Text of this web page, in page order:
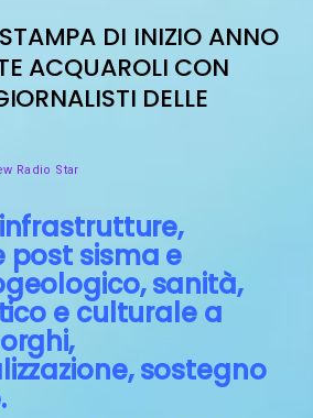
DI INIZIO ANNO
ACQUAROLI CON
DELLE
Radio Star
post sisma e
sanità,
e culturale a
sostegno